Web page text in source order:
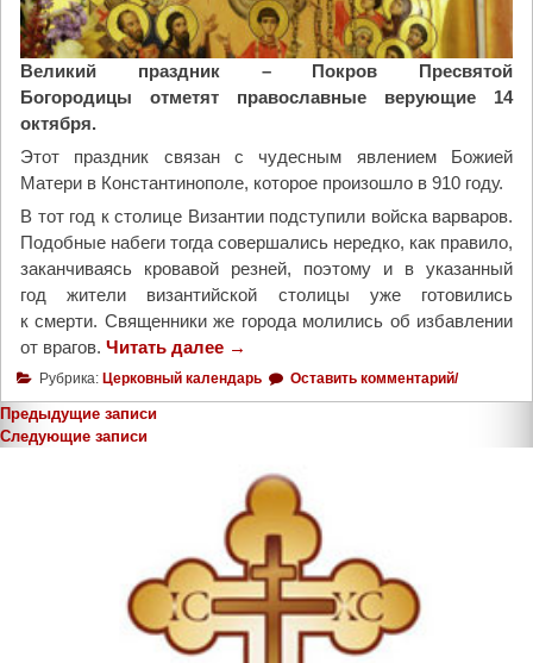
а
е
в
с
й
л
а
в
р
ы
п
р
и
з
о
л
и
т
Великий праздник – Покров Пресвятой
Богородицы отметят православные верующие 14
октября.
Этот праздник связан с чудесным явлением Божией
Матери в Константинополе, которое произошло в 910 году.
В тот год к столице Византии подступили войска варваров.
Подобные набеги тогда совершались нередко, как правило,
заканчиваясь кровавой резней, поэтому и в указанный
год жители византийской столицы уже готовились
к смерти. Священники же города молились об избавлении
от врагов. Читать далее "
1
4
б
р
я
—
П
→
Рубрика: Церковный календарь Оставить комментарий/
Навигация
Предыдущие записи
Следующие записи